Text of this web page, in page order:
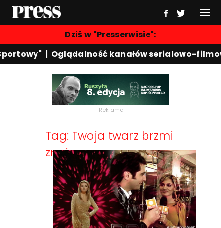
Dziś w "Presserwisie":
| Oglądalność kanałów serialowo-
Reklama
Tag: Twoja twarz brzmi
znajomo